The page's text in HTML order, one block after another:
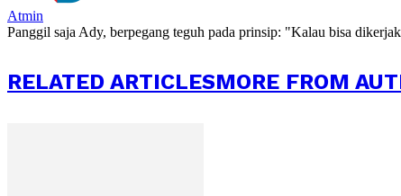
Atmin
Panggil saja Ady, berpegang teguh pada prinsip: "Kalau bisa
RELATED ARTICLESMORE FROM